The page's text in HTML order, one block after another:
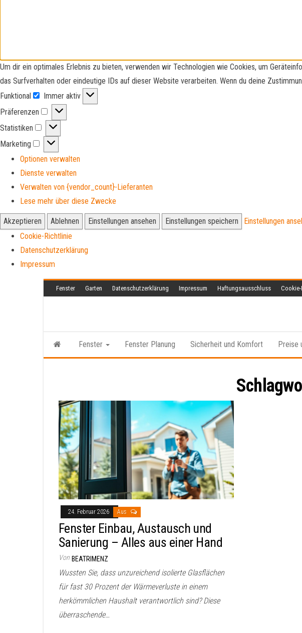
Um dir ein optimales Erlebnis zu bieten, verwenden wir Technologien wie Cookies, um
das Surfverhalten oder eindeutige IDs auf dieser Website verarbeiten. Wenn du deine
Funktional
Funktional
Immer aktiv
Präferenzen
Präferenzen
Statistiken
Statistiken
Marketing
Marketing
Optionen verwalten
Dienste verwalten
Verwalten von {vendor_count}-Lieferanten
Lese mehr über diese Zwecke
Akzeptieren Ablehnen Einstellungen ansehen Einstellungen speichern
Einstellungen
Cookie-Richtlinie
Datenschutzerklärung
Impressum
Zum
Inhalt
Fenster Garten Datenschutzerklärung Impressum Haftungsausschluss Cookie-
Fenster Fenster Planung Sicherheit und Komfort Preise
24. Februar 2026 Aus
Fenster Einbau, Austausch und
Sanierung – Alles aus einer Hand
Von BEATRIMENZ
Wussten Sie, dass unzureichend isolierte Glasflächen
für fast 30 Prozent der Wärmeverluste in einem
herkömmlichen Haushalt verantwortlich sind? Diese
überraschende…